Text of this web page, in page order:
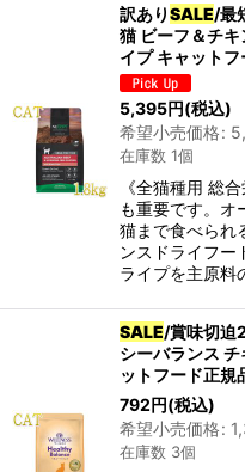
訳ありSALE/最
猫 ビーフ＆チ
イプ キャット
5,395円(税込)
希望小売価格:
在庫数 1個
《全猫種用 総
も重要です。オ
猫まで食べられ
ンスドライフー
ライプを主原料
SALE/賞味切迫
シーバランス
ットフード正
792円(税込)
希望小売価格:
在庫数 3個